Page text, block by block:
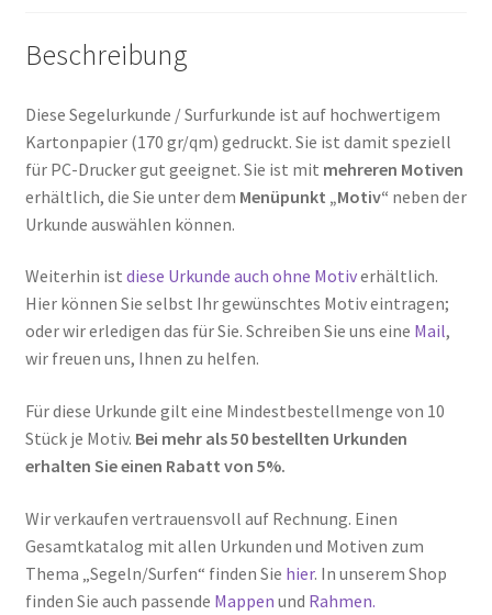
Beschreibung
Diese Segelurkunde / Surfurkunde ist auf hochwertigem
Kartonpapier (170 gr/qm) gedruckt. Sie ist damit speziell
für PC-Drucker gut geeignet. Sie ist mit mehreren Motiven
erhältlich, die Sie unter dem Menüpunkt „Motiv“ neben der
Urkunde auswählen können.
Weiterhin ist diese Urkunde auch ohne Motiverhältlich.
Hier können Sie selbst Ihr gewünschtes Motiv eintragen;
oder wir erledigen das für Sie. Schreiben Sie uns eine Mail,
wir freuen uns, Ihnen zu helfen.
Für diese Urkunde gilt eine Mindestbestellmenge von 10
Stück je Motiv. Bei mehr als 50 bestellten Urkunden
erhalten Sie einen Rabatt von 5%.
Wir verkaufen vertrauensvoll auf Rechnung. Einen
Gesamtkatalog mit allen Urkunden und Motiven zum
Thema „Segeln/Surfen“ finden Sie hier. In unserem Shop
finden Sie auch passende Mappen und Rahmen.